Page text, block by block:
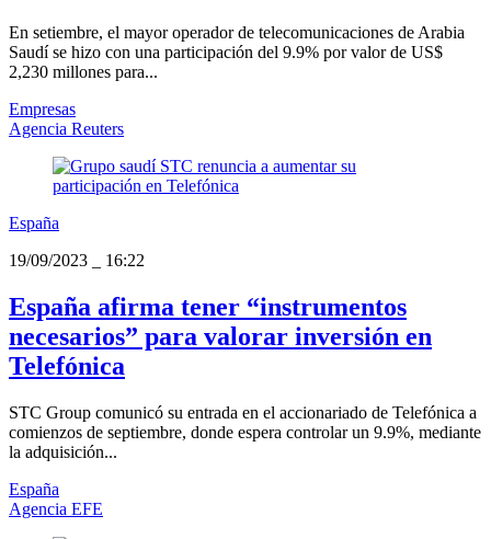
En setiembre, el mayor operador de telecomunicaciones de Arabia
Saudí se hizo con una participación del 9.9% por valor de US$
2,230 millones para...
Empresas
Agencia Reuters
España
19/09/2023
16:22
España afirma tener “instrumentos
necesarios” para valorar inversión en
Telefónica
STC Group comunicó su entrada en el accionariado de Telefónica a
comienzos de septiembre, donde espera controlar un 9.9%, mediante
la adquisición...
España
Agencia EFE